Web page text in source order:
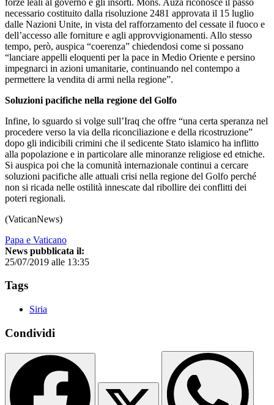
necessario costituito dalla risoluzione 2481 approvata il 15 luglio
dalle Nazioni Unite, in vista del rafforzamento del cessate il fuoco e
dell’accesso alle forniture e agli approvvigionamenti. Allo stesso
tempo, però, auspica “coerenza” chiedendosi come si possano
“lanciare appelli eloquenti per la pace in Medio Oriente e persino
impegnarci in azioni umanitarie, continuando nel contempo a
permettere la vendita di armi nella regione”.
Soluzioni pacifiche nella regione del Golfo
Infine, lo sguardo si volge sull’Iraq che offre “una certa speranza nel
procedere verso la via della riconciliazione e della ricostruzione”
dopo gli indicibili crimini che il sedicente Stato islamico ha inflitto
alla popolazione e in particolare alle minoranze religiose ed etniche.
Si auspica poi che la comunità internazionale continui a cercare
soluzioni pacifiche alle attuali crisi nella regione del Golfo perché
non si ricada nelle ostilità innescate dal ribollire dei conflitti dei
poteri regionali.
(VaticanNews)
Papa e Vaticano
News pubblicata il:
25/07/2019 alle 13:35
Tags
Siria
Condividi